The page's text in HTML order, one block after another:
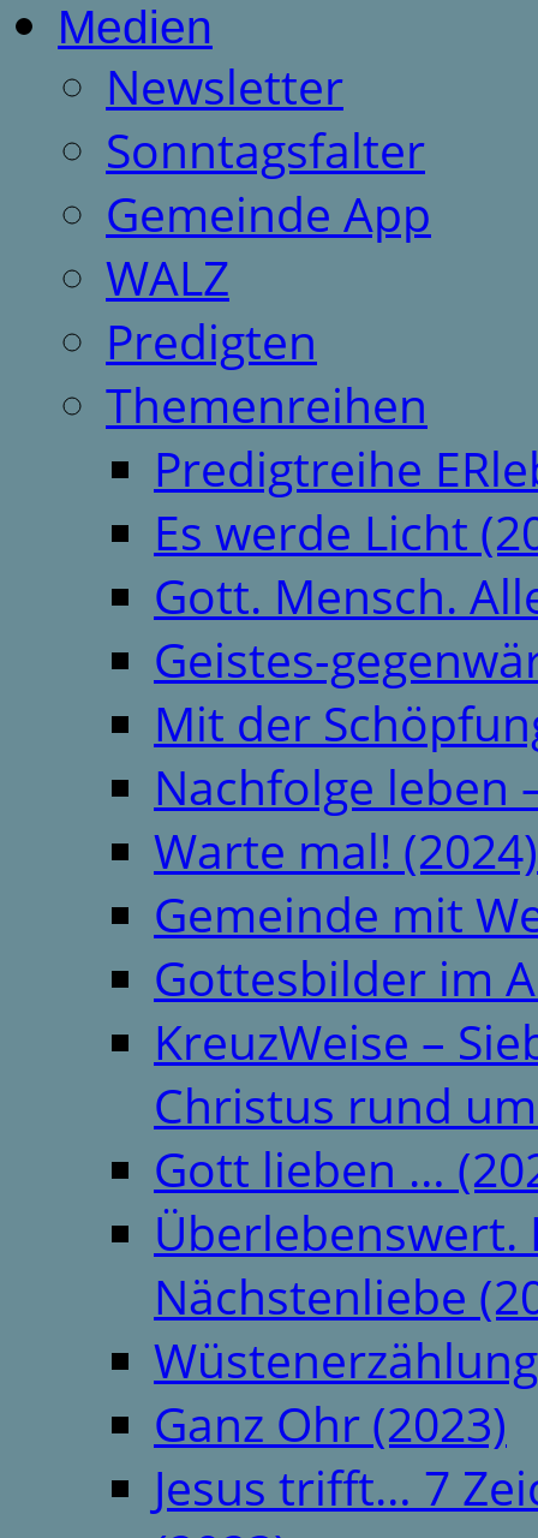
Medien
Newsletter
Sonntagsfalter
Gemeinde App
WALZ
Predigten
Themenreihen
Predigtreihe
Es werde Licht
Gott. Mensch.
Geistes-
Mit der
Nachfolge leben
Warte mal! (2024)
Gemeinde mit
Gottesbilder im
KreuzWeise –
Christus rund
Gott lieben …
Überlebenswert.
Nächstenliebe
Ganz Ohr (2023)
Jesus trifft… 7